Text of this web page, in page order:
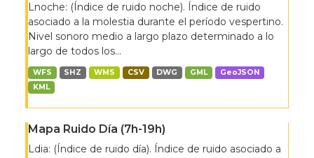
Lnoche: (Índice de ruido noche). Índice de ruido
asociado a la molestia durante el período vespertino.
Nivel sonoro medio a largo plazo determinado a lo
largo de todos los...
WFS SHZ WMS CSV DWG GML
GeoJSON
KML
Mapa Ruido Día (7h-19h)
Ldia: (Índice de ruido día). Índice de ruido asociado a